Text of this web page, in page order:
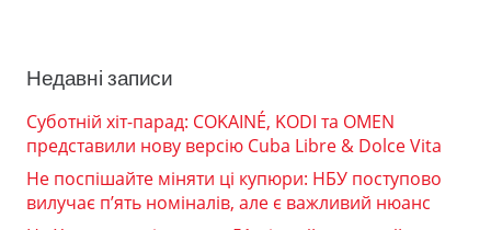
Недавні записи
Суботній хіт-парад: COKAINÉ, KODI та OMEN
представили нову версію Cuba Libre & Dolce Vita
Не поспішайте міняти ці купюри: НБУ поступово
вилучає п’ять номіналів, але є важливий нюанс